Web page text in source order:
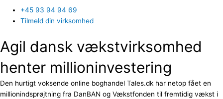
+45 93 94 94 69
Tilmeld din virksomhed
Agil dansk vækstvirksomhed
henter millioninvestering
Den hurtigt voksende online boghandel Tales.dk har netop fået en
millionindsprøjtning fra DanBAN og Vækstfonden til fremtidig vækst i